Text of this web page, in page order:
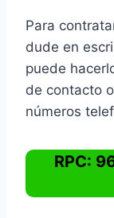
Para
dude en
puede
de contacto
números
RPC: